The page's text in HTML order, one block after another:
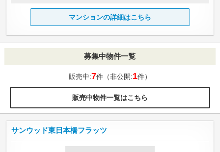
マンションの詳細はこちら
募集中物件一覧
販売中:7件（非公開:1件）
販売中物件一覧はこちら
サンウッド東日本橋フラッツ